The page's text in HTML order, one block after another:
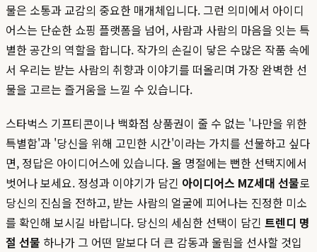
물은 소통과 교감의 중요한 매개체입니다. 그런 의미에서 아이디
어스는 단순한 쇼핑 플랫폼을 넘어, 사람과 사람의 마음을 잇는 특
별한 공간의 역할을 합니다. 작가의 손길이 닿은 수많은 작품 속에
서 우리는 받는 사람의 취향과 이야기를 떠올리며 가장 완벽한 선
물을 고르는 즐거움을 느낄 수 있습니다.
스타벅스 기프티콘이나 백화점 상품권이 줄 수 없는 '나만을 위한
특별함'과 '당신을 위해 고민한 시간'이라는 가치를 선물하고 싶다
면, 정답은 아이디어스에 있습니다. 올 명절에는 뻔한 선택지에서
벗어나 보세요. 정성과 이야기가 담긴 아이디어스 MZ세대 선물로
당신의 진심을 전하고, 받는 사람의 얼굴에 피어나는 진정한 미소
를 확인해 보시길 바랍니다. 당신의 세심한 선택이 담긴 트렌디 명
절 선물 하나가 그 어떤 말보다 더 큰 감동과 울림을 선사할 것입